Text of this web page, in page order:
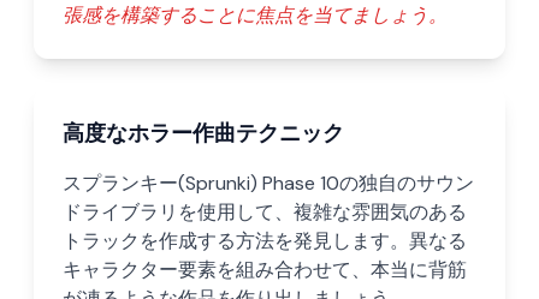
張感を構築することに焦点を当てましょう。
高度なホラー作曲テクニック
スプランキー(Sprunki) Phase 10の独自のサウン
ドライブラリを使用して、複雑な雰囲気のある
トラックを作成する方法を発見します。異なる
キャラクター要素を組み合わせて、本当に背筋